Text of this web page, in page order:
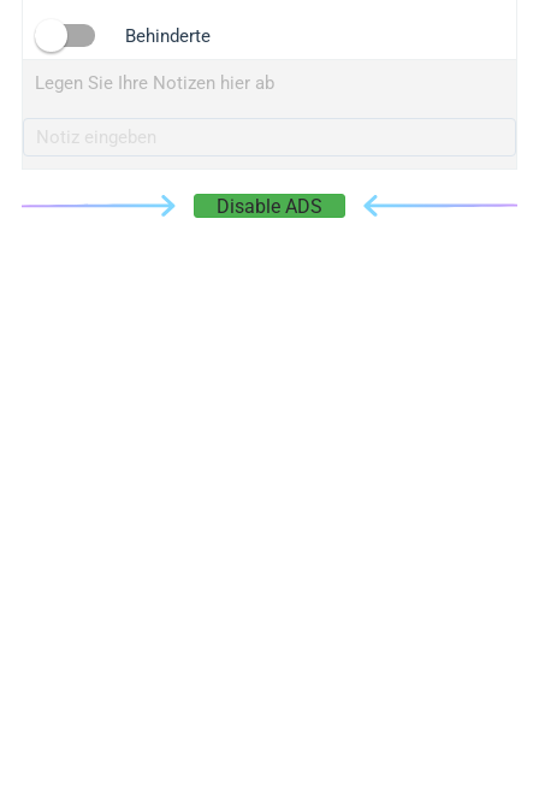
Behinderte
Legen Sie Ihre Notizen hier ab
Disable ADS